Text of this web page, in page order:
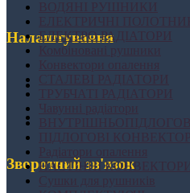
Налаштування
Зворотний зв'язок
ЕЛЕКТРО РАДІАТОРИ
Комбіновані рушники
НАСТІННІ КОНВЕКТОРИ